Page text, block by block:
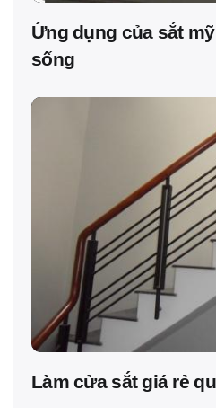
Ứng dụng của sắt
sống
Làm cửa sắt giá rẻ